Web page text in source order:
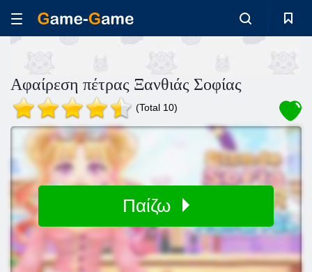
Αφαίρεση πέτρας Ξανθιάς Σοφίας
(Total 10)
Παίζω